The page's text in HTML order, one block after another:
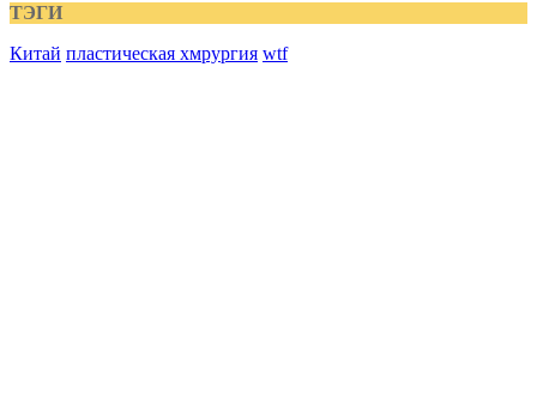
ТЭГИ
Китай пластическая хмрургия wtf